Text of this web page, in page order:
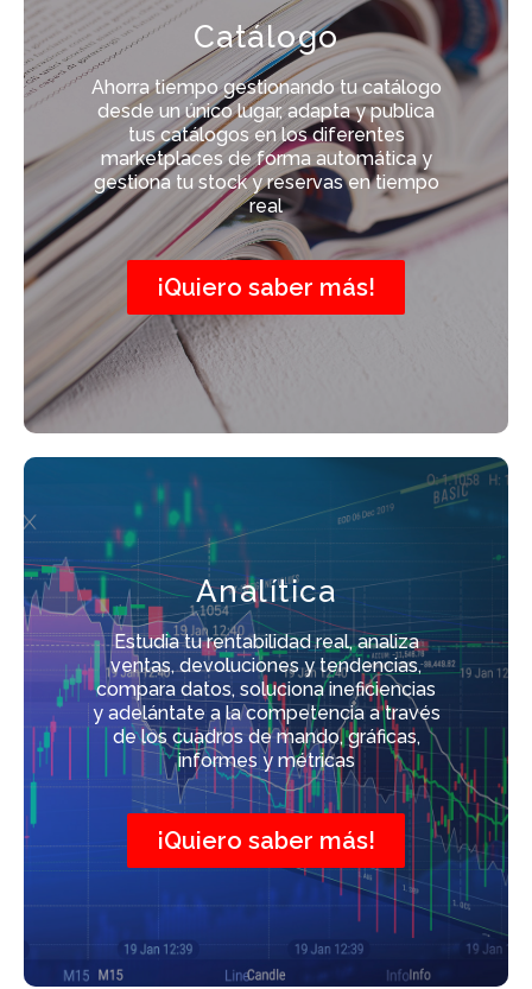
Catálogo
Ahorra tiempo gestionando tu catálogo
desde un único lugar, adapta y publica
tus catálogos en los diferentes
marketplaces de forma automática y
gestiona tu stock y reservas en tiempo
real
¡Quiero saber más!
Analítica
Estudia tu rentabilidad real, analiza
ventas, devoluciones y tendencias,
compara datos, soluciona ineficiencias
y adelántate a la competencia a través
de los cuadros de mando, gráficas,
informes y métricas
¡Quiero saber más!